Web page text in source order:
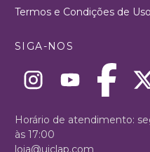
Termos e Condições de Uso
SIGA-NOS
Horário de atendimento:
às 17:00
loja@uiclap.com